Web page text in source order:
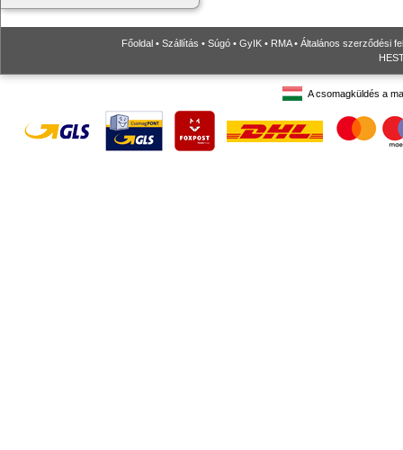
Főoldal • Szállítás • Súgó • GyIK • RMA• Általános szerződési
A csomagküldés a